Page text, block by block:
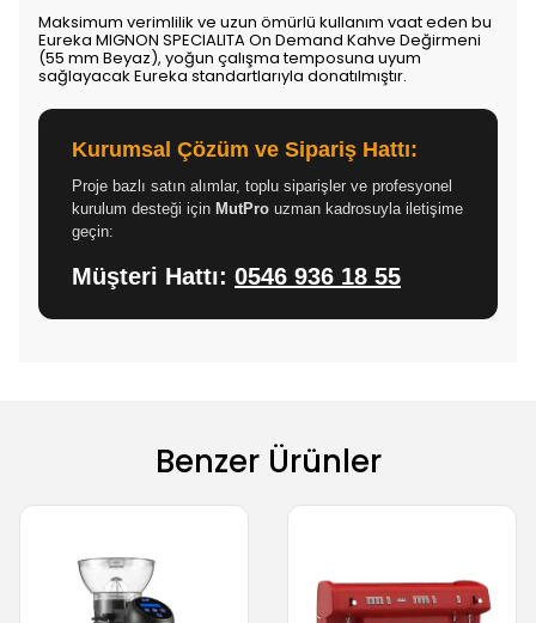
Maksimum verimlilik ve uzun ömürlü kullanım vaat eden bu
Eureka MIGNON SPECIALITA On Demand Kahve Değirmeni
(55 mm Beyaz), yoğun çalışma temposuna uyum
sağlayacak Eureka standartlarıyla donatılmıştır.
Kurumsal Çözüm ve Sipariş Hattı:
Proje bazlı satın alımlar, toplu siparişler ve profesyonel
kurulum desteği için MutPro uzman kadrosuyla iletişime
geçin:
Müşteri Hattı: 0546 936 18 55
Benzer Ürünler